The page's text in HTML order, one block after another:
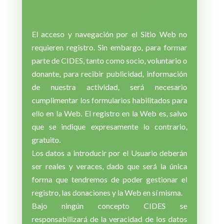
El acceso y navegación por el Sitio Web no
requieren registro. Sin embargo, para formar
parte de CIDES, tanto como socio, voluntario o
donante, para recibir publicidad, información
de nuestra actividad, será necesario
cumplimentar los formularios habilitados para
ello en la Web. El registro en la Web es, salvo
que se indique expresamente lo contrario,
gratuito.
Los datos a introducir por el Usuario deberán
ser reales y veraces, dado que será la única
forma que tendremos de poder gestionar el
registro, las donaciones y la Web en sí misma.
Bajo ningún concepto CIDES se
responsabilizará de la veracidad de los datos